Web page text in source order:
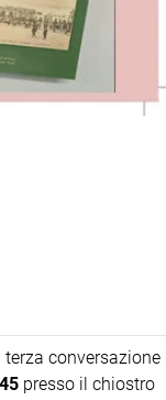
terza conversazione
presso il chiostro